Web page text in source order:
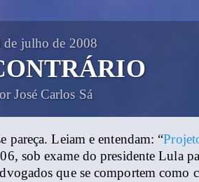
de julho de 2008
José Carlos Sá
pareça. Leiam e entendam: “
sob exame do presidente Lula
que se comportem como